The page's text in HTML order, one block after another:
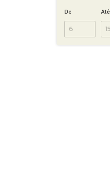
De
Até